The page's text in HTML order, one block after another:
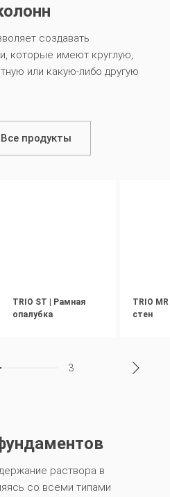
создавать
которые имеют круглую,
или какую-либо другую
Все продукты
TRIO ST | Рамная
опалубка
TRIO
стен
3
раствора в
со всеми типами